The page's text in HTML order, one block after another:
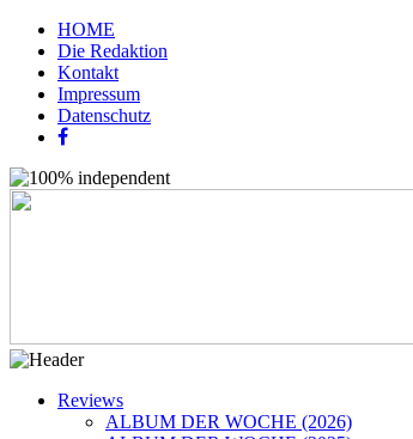
HOME
Die Redaktion
Kontakt
Impressum
Datenschutz
Reviews
ALBUM DER WOCHE (2026)